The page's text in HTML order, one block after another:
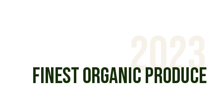
2023
FINEST ORGANIC PRODUCE